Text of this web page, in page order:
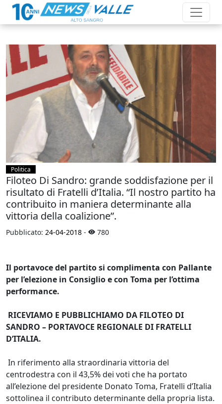
Politica
Filoteo Di Sandro: grande soddisfazione per il
risultato di Fratelli d’Italia. “Il nostro partito ha
contribuito in maniera determinante alla
vittoria della coalizione”.
Pubblicato: 24-04-2018 - 780
Il portavoce del partito si complimenta con Pallante
per l’elezione in Consiglio e con Toma per l’ottima
performance.
RICEVIAMO E PUBBLICHIAMO DA FILOTEO DI
SANDRO – PORTAVOCE REGIONALE DI FRATELLI
D’ITALIA.
In riferimento alla straordinaria vittoria del
centrodestra con il 43,5% dei voti che ha portato
all’elezione del presidente Donato Toma, Fratelli d’Italia
sottolinea il contributo determinante della propria lista.